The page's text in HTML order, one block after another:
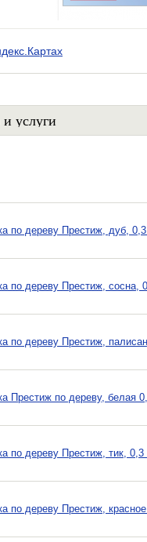
услуги
по дереву Престиж, дуб, 0,3
по дереву Престиж, сосна,
по дереву Престиж,
Престиж по дереву, белая
по дереву Престиж, тик, 0,3
по дереву Престиж,